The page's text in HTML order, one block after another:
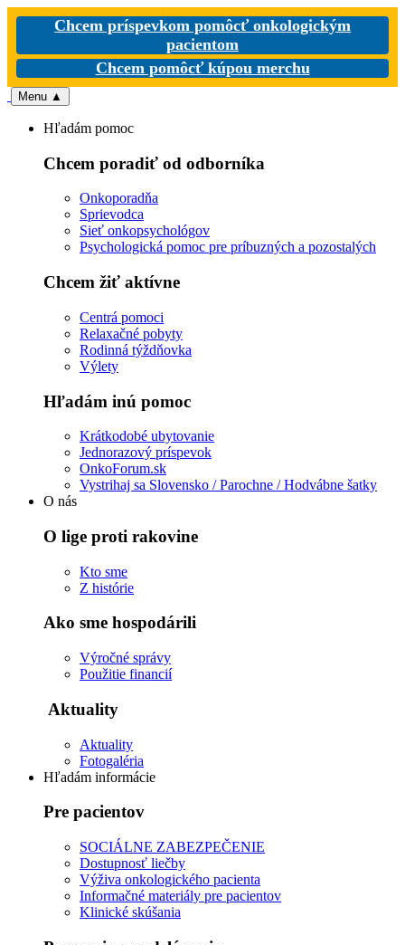
Chcem príspevkom pomôcť onkologickým
pacientom
Chcem pomôcť kúpou merchu
Menu ▲
Hľadám pomoc
Chcem poradiť od odborníka
Onkoporadňa
Sprievodca
Sieť onkopsychológov
Psychologická pomoc pre príbuzných a pozostalých
Chcem žiť aktívne
Centrá pomoci
Relaxačné pobyty
Rodinná týždňovka
Výlety
Hľadám inú pomoc
Krátkodobé ubytovanie
Jednorazový príspevok
OnkoForum.sk
Vystrihaj sa Slovensko / Parochne / Hodvábne šatky
O nás
O lige proti rakovine
Kto sme
Z histórie
Ako sme hospodárili
Výročné správy
Použitie financií
Aktuality
Aktuality
Fotogaléria
Hľadám informácie
Pre pacientov
SOCIÁLNE ZABEZPEČENIE
Dostupnosť liečby
Výživa onkologického pacienta
Informačné materiály pre pacientov
Klinické skúšania